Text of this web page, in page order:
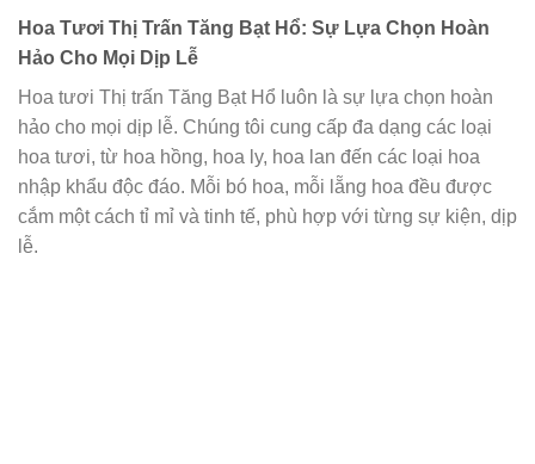
Hoa Tươi Thị Trấn Tăng Bạt Hổ: Sự Lựa Chọn Hoàn
Hảo Cho Mọi Dịp Lễ
Hoa tươi Thị trấn Tăng Bạt Hổ luôn là sự lựa chọn hoàn
hảo cho mọi dịp lễ. Chúng tôi cung cấp đa dạng các loại
hoa tươi, từ hoa hồng, hoa ly, hoa lan đến các loại hoa
nhập khẩu độc đáo. Mỗi bó hoa, mỗi lẵng hoa đều được
cắm một cách tỉ mỉ và tinh tế, phù hợp với từng sự kiện, dịp
lễ.